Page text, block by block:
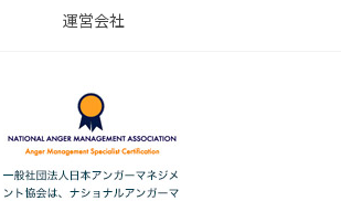
運営会社